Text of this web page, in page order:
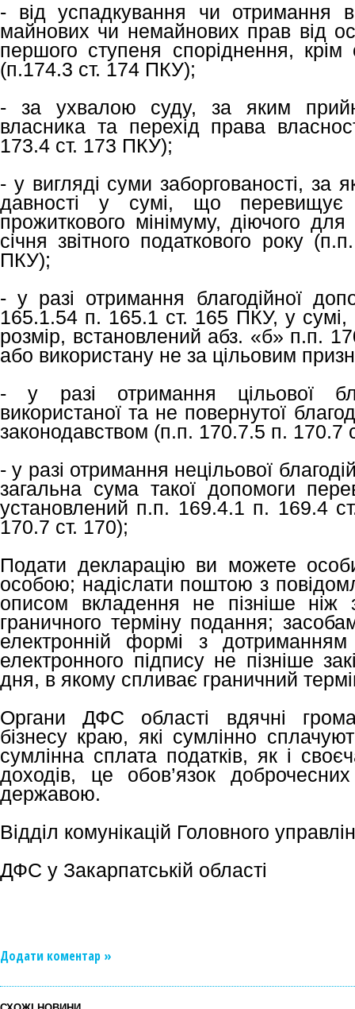
- від успадкування чи отримання
майнових чи немайнових прав від
першого ступеня споріднення, крім
(п.174.3 ст. 174 ПКУ);
- за ухвалою суду, за яким
власника та перехід права
173.4 ст. 173 ПКУ);
- у вигляді суми заборгованості, за
давності у сумі, що перевищує
прожиткового мінімуму, діючого
січня звітного податкового року
ПКУ);
- у разі отримання благодійної
165.1.54 п. 165.1 ст. 165 ПКУ, у
розмір, встановлений абз. «б» п.п.
або використану не за цільовим
- у разі отримання цільової
використаної та не повернутої
законодавством (п.п. 170.7.5 п. 170.7
- у разі отримання нецільової
загальна сума такої допомоги
установлений п.п. 169.4.1 п. 169.4
170.7 ст. 170);
Подати декларацію ви можете
особою; надіслати поштою з
описом вкладення не пізніше ніж
граничного терміну подання;
електронній формі з
електронного підпису не пізніше
дня, в якому спливає граничний
Органи ДФС області вдячні
бізнесу краю, які сумлінно
сумлінна сплата податків, як і
доходів, це обов’язок
державою.
Відділ комунікацій Головного
ДФС у Закарпатській області
Додати коментар »